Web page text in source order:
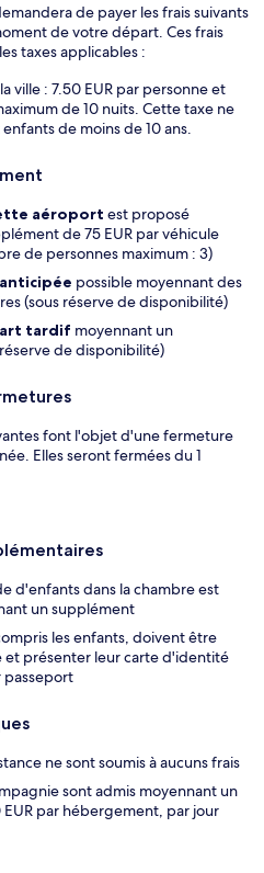
de payer les frais suivants
de votre départ. Ces frais
taxes applicables :
ville : 7.50 EUR par personne et
de 10 nuits. Cette taxe ne
de moins de 10 ans.
aéroport est proposé
de 75 EUR par véhicule
de personnes maximum : 3)
possible moyennant des
(sous réserve de disponibilité)
tardif moyennant un
de disponibilité)
font l'objet d'une fermeture
Elles seront fermées du 1
d'enfants dans la chambre est
un supplément
les enfants, doivent être
et présenter leur carte d'identité
passeport
ne sont soumis à aucuns frais
sont admis moyennant un
par hébergement, par jour